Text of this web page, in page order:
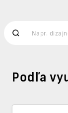
Podľa